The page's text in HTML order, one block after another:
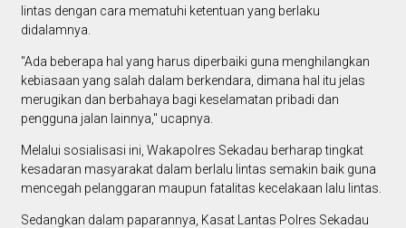
lintas dengan cara mematuhi ketentuan yang berlaku
didalamnya.
"Ada beberapa hal yang harus diperbaiki guna menghilangkan
kebiasaan yang salah dalam berkendara, dimana hal itu jelas
merugikan dan berbahaya bagi keselamatan pribadi dan
pengguna jalan lainnya," ucapnya.
Melalui sosialisasi ini, Wakapolres Sekadau berharap tingkat
kesadaran masyarakat dalam berlalu lintas semakin baik guna
mencegah pelanggaran maupun fatalitas kecelakaan lalu lintas.
Sedangkan dalam paparannya, Kasat Lantas Polres Sekadau